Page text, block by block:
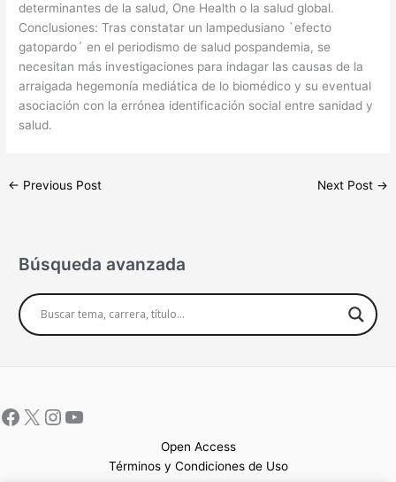
determinantes de la salud, One Health o la salud global.
Conclusiones: Tras constatar un lampedusiano `efecto
gatopardo´ en el periodismo de salud pospandemia, se
necesitan más investigaciones para indagar las causas de la
arraigada hegemonía mediática de lo biomédico y su eventual
asociación con la errónea identificación social entre sanidad y
salud.
← Previous Post Next Post →
Búsqueda avanzada
Open Access
Términos y Condiciones de Uso